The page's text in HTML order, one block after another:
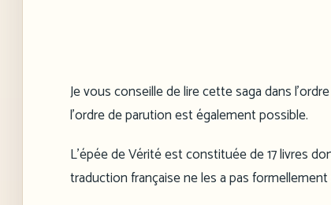
Je vous conseille de lire cette saga dans
l’ordre de parution est également possible.
L’épée de Vérité est constituée de 17 livres
traduction française ne les a pas formellement